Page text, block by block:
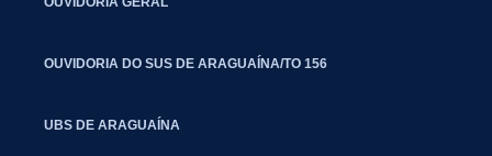
OUVIDORIA DO SUS DE ARAGUAÍNA/TO 156
UBS DE ARAGUAÍNA